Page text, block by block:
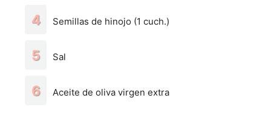
Semillas de hinojo (1 cuch.)
Sal
Aceite de oliva virgen extra